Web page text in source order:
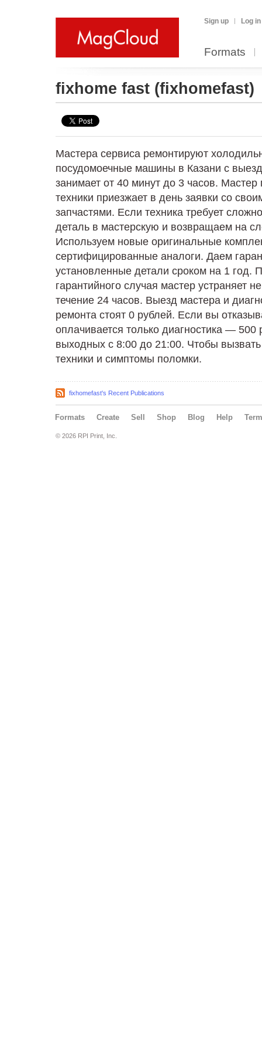
Sign up Log in
Formats
fixhome fast (fixhomefast)
Мастера сервиса ремонтируют
посудомоечные машины в Казани с
занимает от 40 минут до 3 часов.
техники приезжает в день заявки со
запчастями. Если техника требует
деталь в мастерскую и возвращаем на
Используем новые оригинальные
сертифицированные аналоги. Даем
установленные детали сроком на 1 год.
гарантийного случая мастер устраняет
течение 24 часов. Выезд мастера и
ремонта стоят 0 рублей. Если вы
оплачивается только диагностика — 500
выходных с 8:00 до 21:00. Чтобы
техники и симптомы поломки.
fixhomefast's Recent Publications
Formats Create Sell Shop Blog Help
© 2026 RPI Print, Inc.